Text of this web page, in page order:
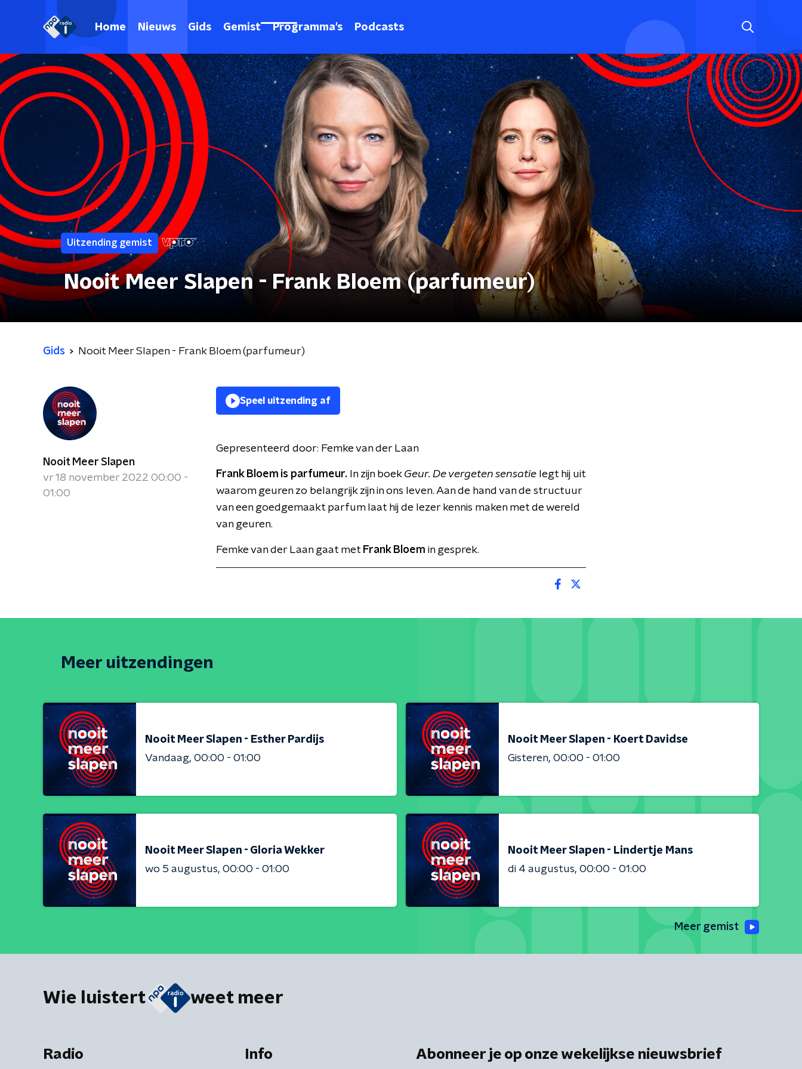
Home Nieuws Gids Gemist Programma's Podcasts
Uitzending gemist
Nooit Meer Slapen - Frank Bloem (parfumeur)
Gids Nooit Meer Slapen - Frank Bloem (parfumeur)
Nooit Meer Slapen
vr 18 november 2022 00:00 -
01:00
Speel uitzending af
Gepresenteerd door: Femke van der Laan
Frank Bloem is parfumeur. In zijn boek Geur. De vergeten sensatie legt hij uit
waarom geuren zo belangrijk zijn in ons leven. Aan de hand van de structuur
van een goedgemaakt parfum laat hij de lezer kennis maken met de wereld
van geuren.
Femke van der Laan gaat met Frank Bloem in gesprek.
Meer uitzendingen
Nooit Meer Slapen - Esther Pardijs
Vandaag 00:00 - 01:00
Nooit Meer Slapen - Koert Davidse
Gisteren 00:00 - 01:00
Nooit Meer Slapen - Gloria Wekker
wo 5 augustus 00:00 - 01:00
Nooit Meer Slapen - Lindertje Mans
di 4 augustus 00:00 - 01:00
Meer gemist
Wie luistert weet meer
Radio Info Abonneer je op onze wekelijkse nieuwsbrief